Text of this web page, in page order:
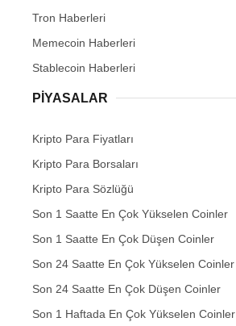
Tron Haberleri
Memecoin Haberleri
Stablecoin Haberleri
PIYASALAR
Kripto Para Fiyatları
Kripto Para Borsaları
Kripto Para Sözlüğü
Son 1 Saatte En Çok Yükselen Coinler
Son 1 Saatte En Çok Düşen Coinler
Son 24 Saatte En Çok Yükselen Coinler
Son 24 Saatte En Çok Düşen Coinler
Son 1 Haftada En Çok Yükselen Coinler